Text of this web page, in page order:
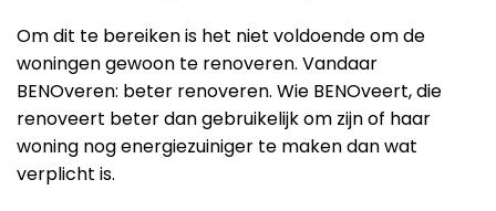
Om dit te bereiken is het niet voldoende om de
woningen gewoon te renoveren. Vandaar
BENOveren: beter renoveren. Wie BENOveert, die
renoveert beter dan gebruikelijk om zijn of haar
woning nog energiezuiniger te maken dan wat
verplicht is.